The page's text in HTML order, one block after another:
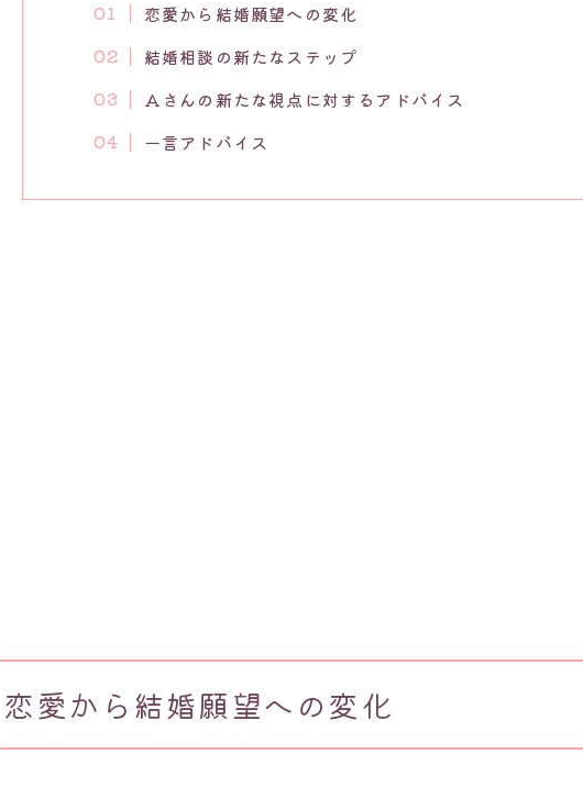
恋愛から結婚願望への変化
結婚相談の新たなステップ
Aさんの新たな視点に対するアドバイス
一言アドバイス
恋愛から結婚願望への変化